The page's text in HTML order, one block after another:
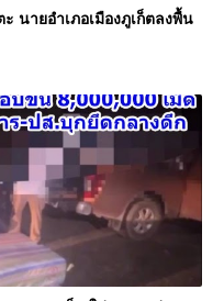
นายอำเภอเมืองภูเก็ตลงพื้น